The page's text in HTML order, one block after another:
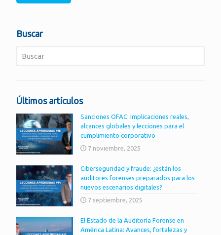
Buscar
Últimos artículos
Sanciones OFAC: implicaciones reales,
alcances globales y lecciones para el
cumplimiento corporativo
7 noviembre, 2025
Ciberseguridad y fraude: ¿están los
auditores forenses preparados para los
nuevos escenarios digitales?
7 septiembre, 2025
El Estado de la Auditoría Forense en
América Latina: Avances, fortalezas y